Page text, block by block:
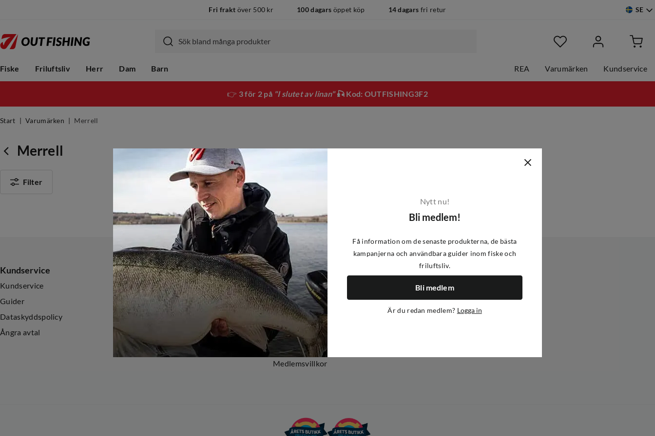
Fri frakt över 500 kr 100 dagars öppet köp 14 dagars fri retur SE
Fiske Friluftsliv Herr Dam Barn REA Varumärken Kundservice
👉 3 för 2 på "I slutet av linan"🎣 Kod: OUTFISHING3F2
Start Varumärken Merrell
Merrell
Filter
Kundservice
Kundservice
Guider
Dataskyddspolicy
Ångra avtal
Sortiment
Nyheter
Kampanjer
Om oss
Om Out Fishing
Operation Goksjø
Hållbarhet
Öppenhet
Kundklubb
Medlemsvillkor
Nytt nu!
Bli medlem!
Få information om de senaste produkterna, de bästa
kampanjerna och användbara guider inom fiske och
friluftsliv.
Bli medlem
Är du redan medlem? Logga in